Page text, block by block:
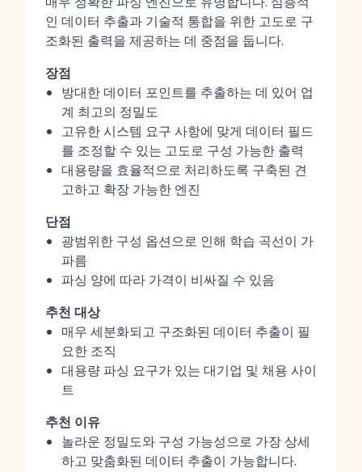
인 데이터 추출과 기술적 통합을 위한 고도로 구
조화된 출력을 제공하는 데 중점을 둡니다.
장점
방대한 데이터 포인트를 추출하는 데 있어 업
계 최고의 정밀도
고유한 시스템 요구 사항에 맞게 데이터 필드
를 조정할 수 있는 고도로 구성 가능한 출력
대용량을 효율적으로 처리하도록 구축된 견
고하고 확장 가능한 엔진
단점
광범위한 구성 옵션으로 인해 학습 곡선이 가
파름
파싱 양에 따라 가격이 비싸질 수 있음
추천 대상
매우 세분화되고 구조화된 데이터 추출이 필
요한 조직
대용량 파싱 요구가 있는 대기업 및 채용 사이
트
추천 이유
놀라운 정밀도와 구성 가능성으로 가장 상세
하고 맞춤화된 데이터 추출이 가능합니다.